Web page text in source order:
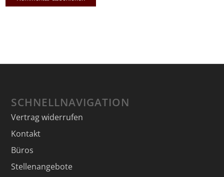
SCHNELLNAVIGATION
Vertrag widerrufen
Kontakt
Büros
Stellenangebote